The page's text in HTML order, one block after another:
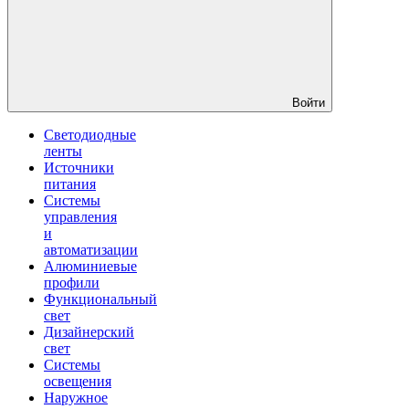
Войти
Светодиодные
ленты
Источники
питания
Системы
управления
и
автоматизации
Алюминиевые
профили
Функциональный
свет
Дизайнерский
свет
Системы
освещения
Наружное